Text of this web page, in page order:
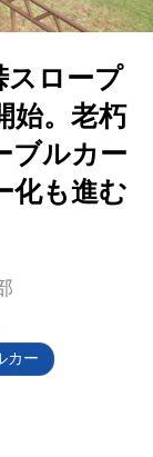
スロープ
始。老朽
ブルカー
化も進む
カー